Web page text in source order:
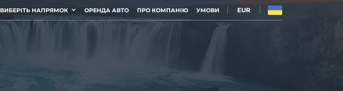
ВИБЕРІТЬ НАПРЯМОК ОРЕНДА АВТО ПРО КОМПАНІЮ УМОВИ EUR